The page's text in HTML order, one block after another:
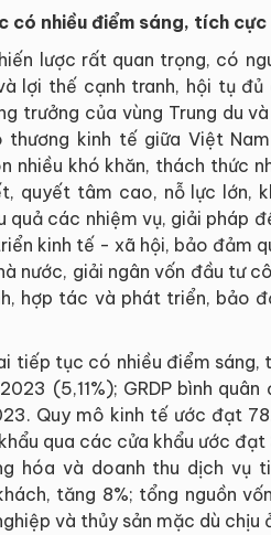
có nhiều điểm sáng, tích cực
lược rất quan trọng, có
lợi thế cạnh tranh, hội tụ đủ
trưởng của vùng Trung du
kinh tế giữa Việt
nhiều khó khăn, thách thức
quyết tâm cao, nỗ lực lớn,
quả các nhiệm vụ, giải pháp
kinh tế - xã hội, bảo đảm
nước, giải ngân vốn đầu tư
hợp tác và phát triển, bảo
tiếp tục có nhiều điểm sáng,
(5,11%); GRDP bình
Quy mô kinh tế ước đạt
qua các cửa khẩu ước đạt
hóa và doanh thu dịch vụ
tăng 8%; tổng nguồn
và thủy sản mặc dù chịu